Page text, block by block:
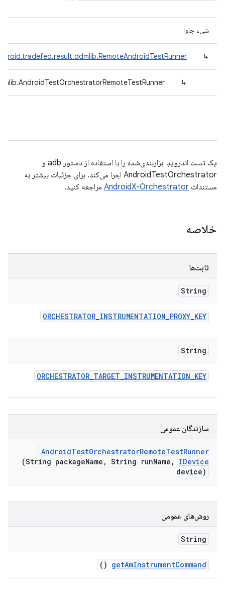
شیء جاوا
↳
↳
یک تست اندرویدِ ابزاربندی‌شده را با استفاده از دستور adb و
AndroidTestOrchestrator اجرا می‌کند. برای جزئیات بیشتر به
مستندات AndroidX-Orchestrator مراجعه کنید.
خلاصه
ثابت‌ها
String
ORCHESTRATOR_INSTRUMENTATION_PROXY_KEY
String
ORCHESTRATOR_TARGET_INSTRUMENTATION_KEY
سازندگان عمومی
AndroidTestOrchestratorRemoteTestRunner
(String packageName , String runName ,
IDevice
device)
روش‌های عمومی
String
getAmInstrumentCommand
()